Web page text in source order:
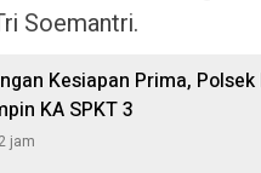
Soemantri.
Kesiapan Prima,
KA SPKT 3
2 jam